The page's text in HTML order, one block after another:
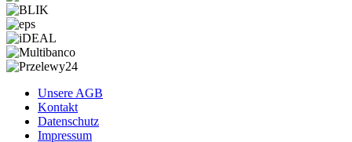
Unsere AGB
Kontakt
Datenschutz
Impressum